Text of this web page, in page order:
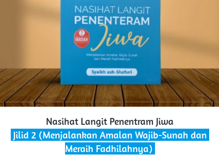
Nasihat Langit Penentram Jiwa
Meraih Fadhilahnya)